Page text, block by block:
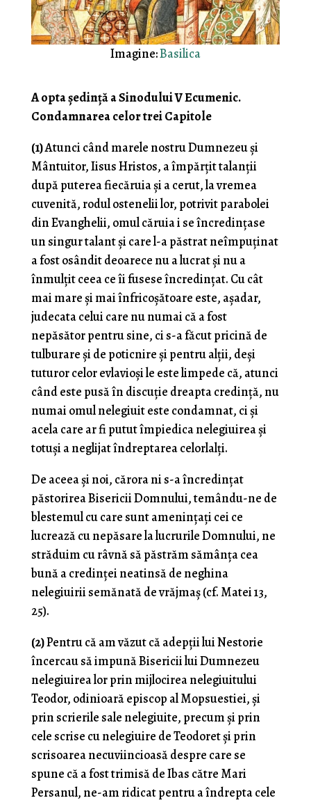
Imagine:Basilica
A opta ședință a Sinodului V Ecumenic.
Condamnarea celor trei Capitole
(1)Atunci când marele nostru Dumnezeu și
Mântuitor, Iisus Hristos, a împărțit talanții
după puterea fiecăruia și a cerut, la vremea
cuvenită, rodul ostenelii lor, potrivit parabolei
din Evanghelii, omul căruia i se încredințase
un singur talant și care l-a păstrat neîmpuținat
a fost osândit deoarece nu a lucrat și nu a
înmulțit ceea ce îi fusese încredințat. Cu cât
mai mare și mai înfricoșătoare este, așadar,
judecata celui care nu numai că a fost
nepăsător pentru sine, ci s-a făcut pricină de
tulburare și de poticnire și pentru alții, deși
tuturor celor evlavioși le este limpede că, atunci
când este pusă în discuție dreapta credință, nu
numai omul nelegiuit este condamnat, ci și
acela care ar fi putut împiedica nelegiuirea și
totuși a neglijat îndreptarea celorlalți.
De aceea și noi, cărora ni s-a încredințat
păstorirea Bisericii Domnului, temându-ne de
blestemul cu care sunt amenințați cei ce
lucrează cu nepăsare la lucrurile Domnului, ne
străduim cu râvnă să păstrăm sămânța cea
bună a credinței neatinsă de neghina
nelegiuirii semănată de vrăjmaș (cf. Matei 13,
25).
(2)Pentru că am văzut că adepții lui Nestorie
încercau să impună Bisericii lui Dumnezeu
nelegiuirea lor prin mijlocirea nelegiuitului
Teodor, odinioară episcop al Mopsuestiei, și
prin scrierile sale nelegiuite, precum și prin
cele scrise cu nelegiuire de Teodoret și prin
scrisoarea necuviincioasă despre care se
spune că a fost trimisă de Ibas către Mari
Persanul, ne-am ridicat pentru a îndrepta cele